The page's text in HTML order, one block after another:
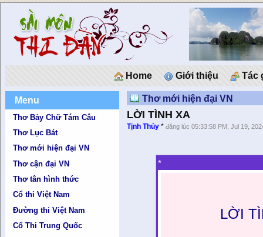
Home Giới thiệu Tác
Menu
Thơ Bảy Chữ Tám Câu
Thơ Lục Bát
Thơ mới hiện đại VN
Thơ cận đại VN
Thơ tân hình thức
Cổ thi Việt Nam
Đường thi Việt Nam
Cổ Thi Trung Quốc
Thơ mới hiện đại VN
LỜI TÌNH XA
Tịnh Thủy *đăng lúc 05:33:58 PM, Jul 19,
*
LỜI